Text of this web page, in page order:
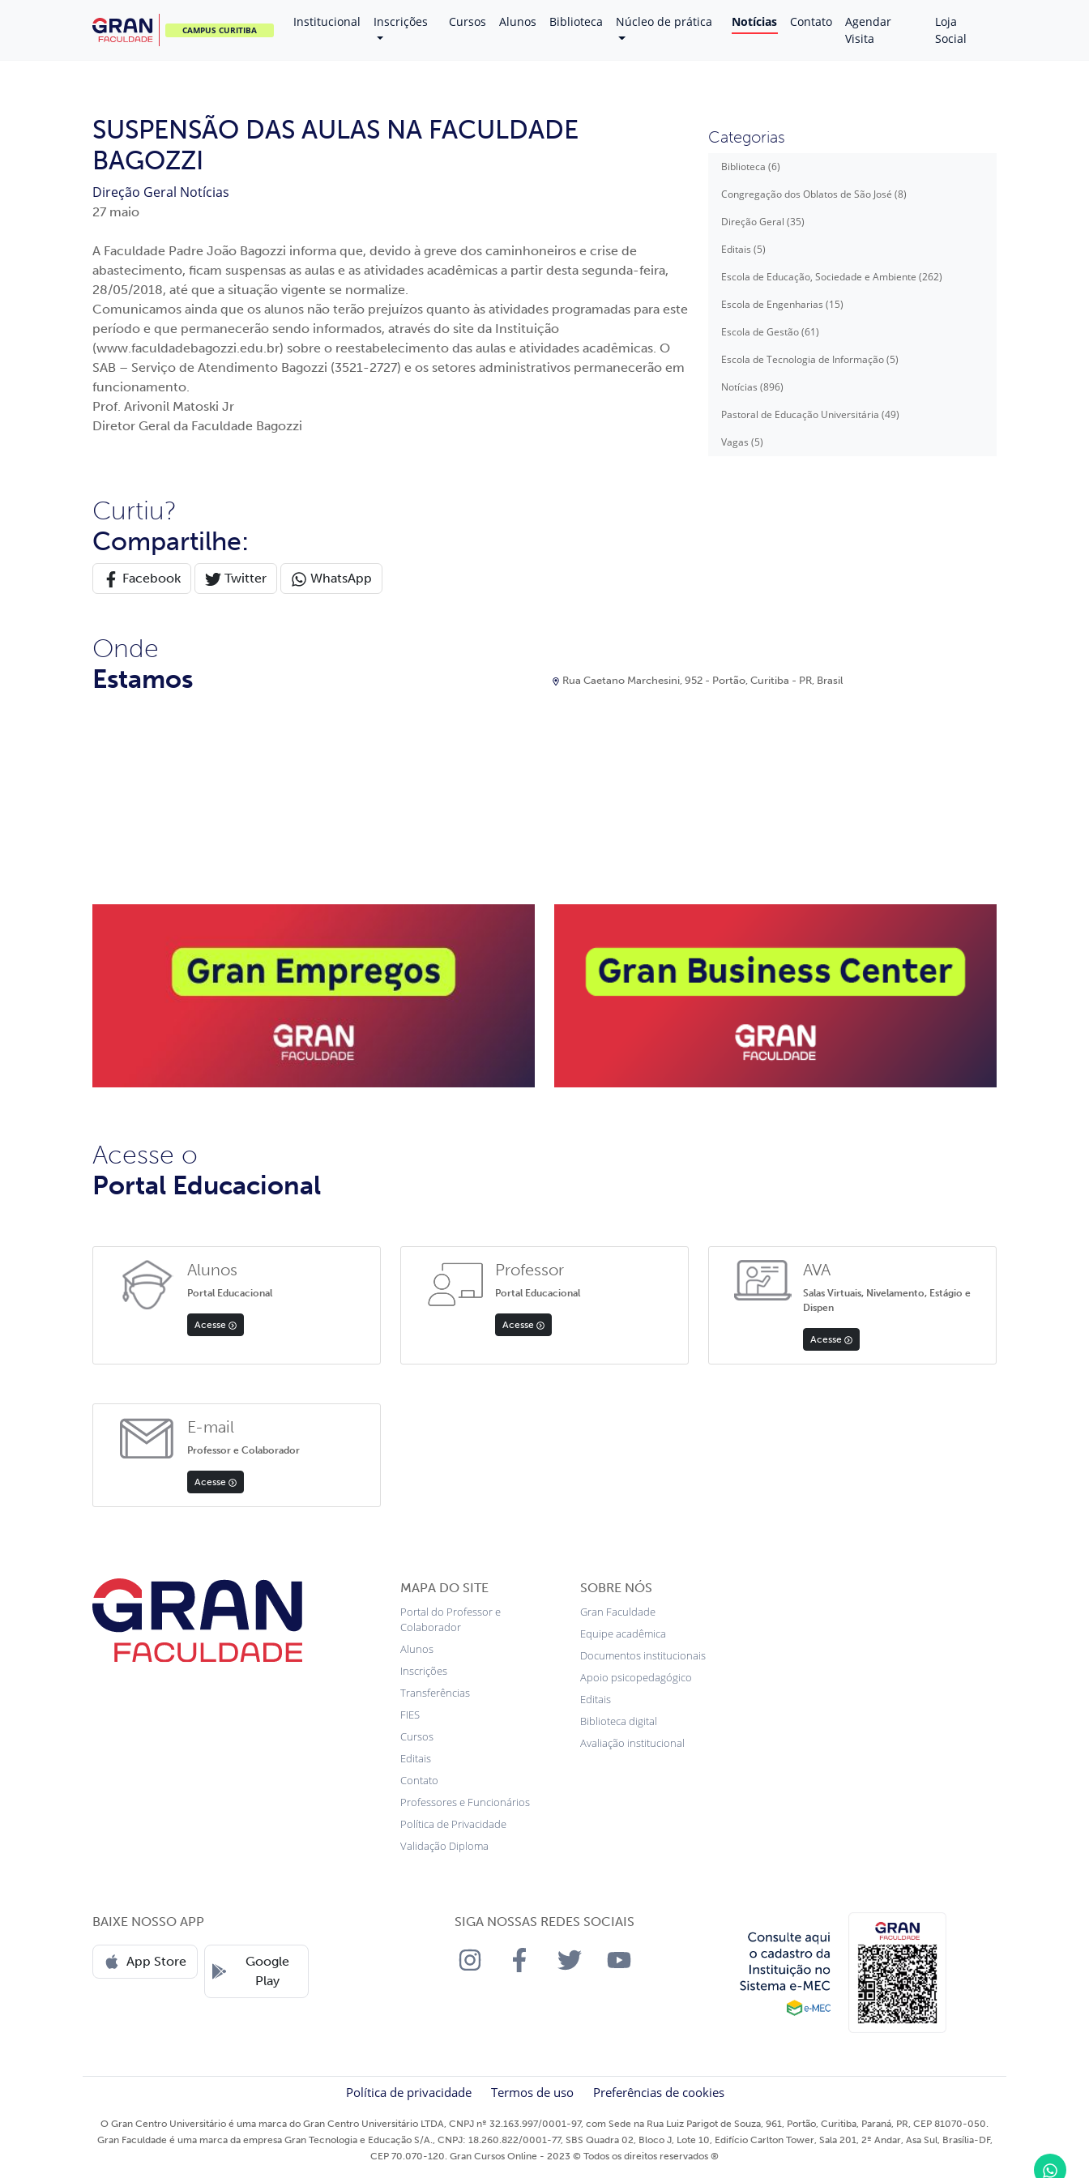
CAMPUS CURITIBA
Institucional Inscrições Cursos Alunos Biblioteca Núcleo de prática Notícias Contato
Agendar
Visita
Loja
Social
SUSPENSÃO DAS AULAS NA FACULDADE
BAGOZZI
Direção Geral Notícias
27 maio
A Faculdade Padre João Bagozzi informa que, devido à greve dos caminhoneiros e crise de
abastecimento, ficam suspensas as aulas e as atividades acadêmicas a partir desta segunda-feira,
28/05/2018, até que a situação vigente se normalize.
Comunicamos ainda que os alunos não terão prejuízos quanto às atividades programadas para este
período e que permanecerão sendo informados, através do site da Instituição
(www.faculdadebagozzi.edu.br) sobre o reestabelecimento das aulas e atividades acadêmicas. O
SAB – Serviço de Atendimento Bagozzi (3521-2727) e os setores administrativos permanecerão em
funcionamento.
Prof. Arivonil Matoski Jr
Diretor Geral da Faculdade Bagozzi
Categorias
Biblioteca (6)
Congregação dos Oblatos de São José (8)
Direção Geral (35)
Editais (5)
Escola de Educação, Sociedade e Ambiente (262)
Escola de Engenharias (15)
Escola de Gestão (61)
Escola de Tecnologia de Informação (5)
Notícias (896)
Pastoral de Educação Universitária (49)
Vagas (5)
Curtiu?
Compartilhe:
Facebook Twitter WhatsApp
Onde
Estamos
Rua Caetano Marchesini, 952 - Portão, Curitiba - PR, Brasil
Acesse o
Portal Educacional
Alunos
Portal Educacional
Acesse
Professor
Portal Educacional
Acesse
AVA
Salas Virtuais, Nivelamento, Estágio e
Dispen
Acesse
E-mail
Professor e Colaborador
Acesse
MAPA DO SITE
Portal do Professor e
Colaborador
Alunos
Inscrições
Transferências
FIES
Cursos
Editais
Contato
Professores e Funcionários
Política de Privacidade
Validação Diploma
SOBRE NÓS
Gran Faculdade
Equipe acadêmica
Documentos institucionais
Apoio psicopedagógico
Editais
Biblioteca digital
Avaliação institucional
BAIXE NOSSO APP
App Store
Google
Play
SIGA NOSSAS REDES SOCIAIS
Política de privacidade Termos de uso Preferências de cookies
O Gran Centro Universitário é uma marca do Gran Centro Universitário LTDA, CNPJ nº 32.163.997/0001-97, com Sede na Rua Luiz Parigot de Souza, 961, Portão, Curitiba, Paraná, PR, CEP 81070-050.
Gran Faculdade é uma marca da empresa Gran Tecnologia e Educação S/A., CNPJ: 18.260.822/0001-77, SBS Quadra 02, Bloco J, Lote 10, Edifício Carlton Tower, Sala 201, 2º Andar, Asa Sul, Brasília-DF,
CEP 70.070-120. Gran Cursos Online - 2023 © Todos os direitos reservados ®